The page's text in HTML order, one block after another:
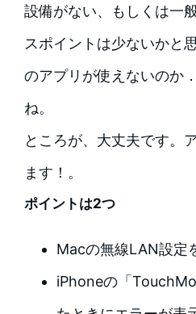
設備がない、もしくは一
スポイントは少ないかと
のアプリが使えないのか
ね。
ところが、大丈夫です。
ます！。
ポイントは2つ
Macの無線LAN設定
iPhoneの「